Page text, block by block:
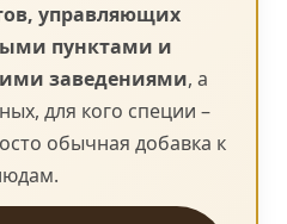
управляющих
пунктами и
заведениями, а
для кого специи –
обычная добавка к